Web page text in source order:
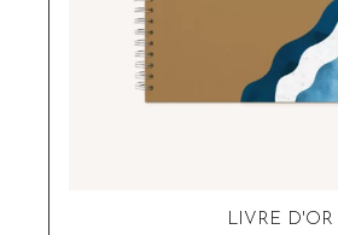
LIVRE D'OR